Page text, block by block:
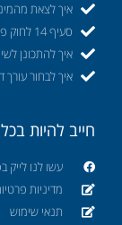
איך לצאת
סעיף 14 לחוק פיצויי הפיטורים
איך להתכונן
איך לבחור עורך
חייב להיות
עשו לנו לייק
מדיניות
תנאי שימוש